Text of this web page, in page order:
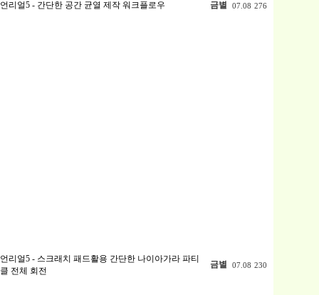
언리얼5 - 간단한 공간 균열 제작 워크플로우 금별 07.08 276
언리얼5 - 스크래치 패드활용 간단한 나이아가라 파티
클 전체 회전
금별 07.08 230